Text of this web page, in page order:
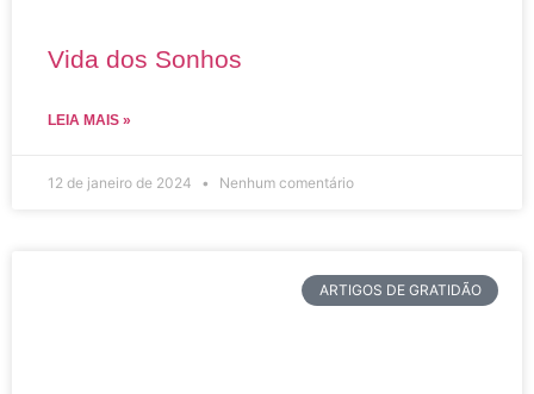
Vida dos Sonhos
LEIA MAIS »
12 de janeiro de 2024 Nenhum comentário
ARTIGOS DE GRATIDÃO